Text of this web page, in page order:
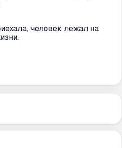
человек лежал на